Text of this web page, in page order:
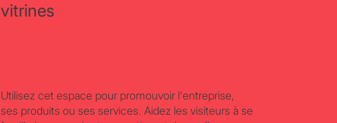
vitrines
Utilisez cet espace pour promouvoir l'entreprise,
ses produits ou ses services. Aidez les visiteurs à se